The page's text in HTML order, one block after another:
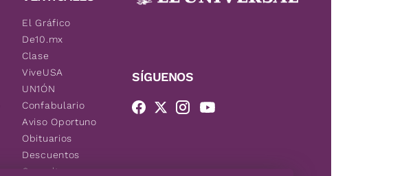
El Gráfico
De10.mx
Clase
ViveUSA
UN1ÓN
Confabulario
Aviso Oportuno
Obituarios
Descuentos
Consultas
SÍGUENOS